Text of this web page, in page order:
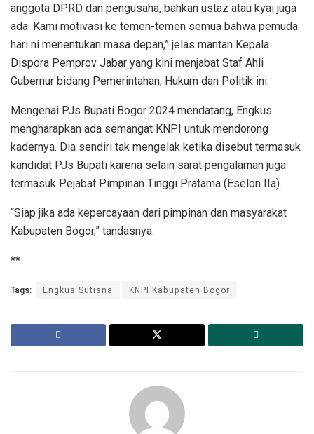
anggota DPRD dan pengusaha, bahkan ustaz atau kyai juga
ada. Kami motivasi ke temen-temen semua bahwa pemuda
hari ni menentukan masa depan,” jelas mantan Kepala
Dispora Pemprov Jabar yang kini menjabat Staf Ahli
Gubernur bidang Pemerintahan, Hukum dan Politik ini.
Mengenai PJs Bupati Bogor 2024 mendatang, Engkus
mengharapkan ada semangat KNPI untuk mendorong
kadernya. Dia sendiri tak mengelak ketika disebut termasuk
kandidat PJs Bupati karena selain sarat pengalaman juga
termasuk Pejabat Pimpinan Tinggi Pratama (Eselon IIa).
“Siap jika ada kepercayaan dari pimpinan dan masyarakat
Kabupaten Bogor,” tandasnya.
**
Tags: Engkus Sutisna KNPI Kabupaten Bogor